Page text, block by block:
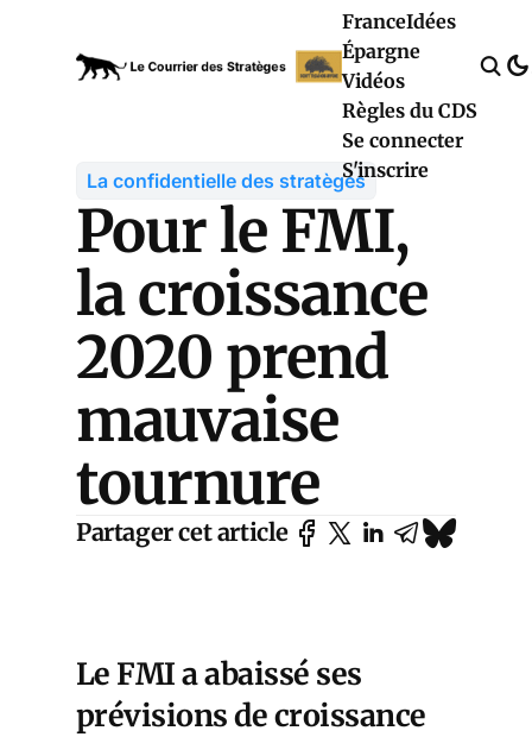
FranceIdées
Épargne
Vidéos
Règles du CDS
Se connecter
S'inscrire
La confidentielle des stratèges
Pour le FMI,
la croissance
2020 prend
mauvaise
tournure
Partager cet article
Le FMI a abaissé ses
prévisions de croissance